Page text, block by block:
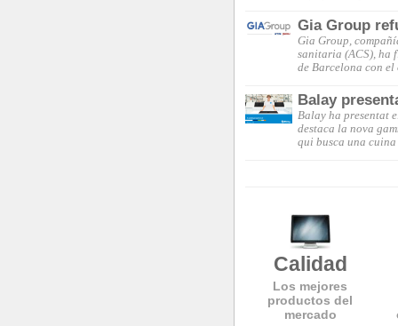
Gia Group
Gia Group,
sanitaria (ACS), ha
de Barcelona con
Balay
Balay ha presentat
destaca la nova
qui busca una
Calidad
Los mejores
productos del
mercado